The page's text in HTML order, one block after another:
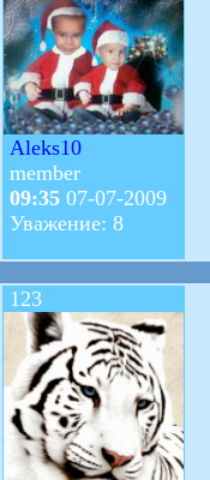
Aleks10
member
09:35 07-07-2009
Уважение: 8
123